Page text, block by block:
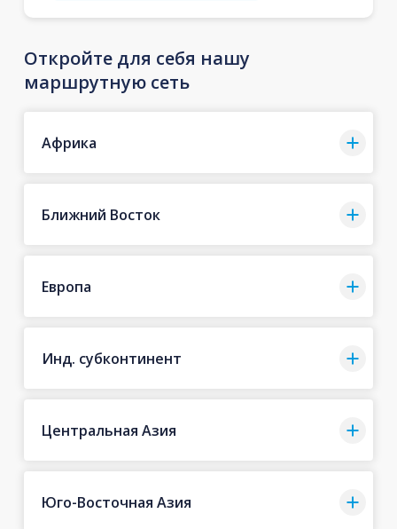
Откройте для себя нашу
маршрутную сеть
Африка
Ближний Восток
Европа
Инд. субконтинент
Центральная Азия
Юго-Восточная Азия